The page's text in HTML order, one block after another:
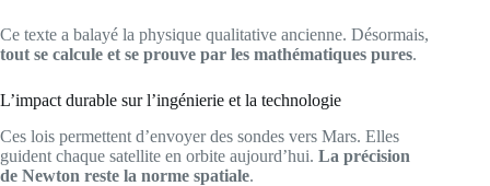
Ce texte a balayé la physique qualitative ancienne. Désormais,
tout se calcule et se prouve par les mathématiques pures.
L’impact durable sur l’ingénierie et la technologie
Ces lois permettent d’envoyer des sondes vers Mars. Elles
guident chaque satellite en orbite aujourd’hui. La précision
de Newton reste la norme spatiale.